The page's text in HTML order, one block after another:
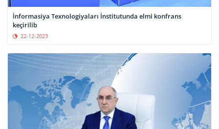
İnformasiya Texnologiyaları İnstitutunda elmi konfrans
keçirilib
22-12-2023